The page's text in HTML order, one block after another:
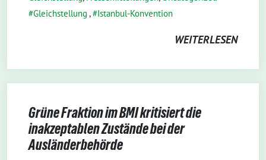
Gleichstellung , Istanbul-Konvention
WEITERLESEN
Grüne Fraktion im BMI kritisiert die
inakzeptablen Zustände bei der
Ausländerbehörde